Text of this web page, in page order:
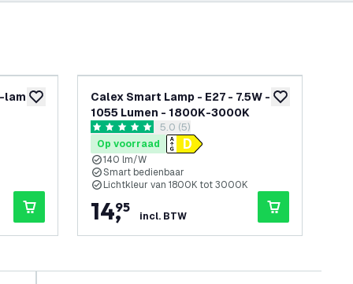
toevoegen aan verlanglijst
lamp
toevoegen
Calex Smart Lamp - E27 - 7.5W -
1055 Lumen - 1800K-3000K
reviews drawer openen
5 score sterren5.0 (5)
Op voorraad
140 lm/W
Smart bedienbaar
Lichtkleur van 1800K tot 3000K
14,
95
incl. BTW